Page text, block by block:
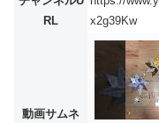
RL
x2g39Kw
動画サムネ